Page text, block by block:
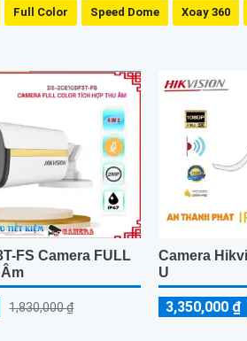
Full Color Speed Dome Xoay 360
FS Camera FULL
1,830,000 ₫
Camera
U
3,350,000 ₫